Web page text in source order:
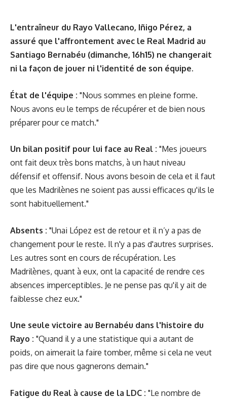
L'entraîneur du Rayo Vallecano, Iñigo Pérez, a
assuré que l'affrontement avec le Real Madrid au
Santiago Bernabéu (dimanche, 16h15) ne changerait
ni la façon de jouer ni l'identité de son équipe.
État de l'équipe : "Nous sommes en pleine forme.
Nous avons eu le temps de récupérer et de bien nous
préparer pour ce match."
Un bilan positif pour lui face au Real : "Mes joueurs
ont fait deux très bons matchs, à un haut niveau
défensif et offensif. Nous avons besoin de cela et il faut
que les Madrilènes ne soient pas aussi efficaces qu'ils le
sont habituellement."
Absents : "Unai López est de retour et il n’y a pas de
changement pour le reste. Il n'y a pas d'autres surprises.
Les autres sont en cours de récupération. Les
Madrilènes, quant à eux, ont la capacité de rendre ces
absences imperceptibles. Je ne pense pas qu'il y ait de
faiblesse chez eux."
Une seule victoire au Bernabéu dans l'histoire du
Rayo : "Quand il y a une statistique qui a autant de
poids, on aimerait la faire tomber, même si cela ne veut
pas dire que nous gagnerons demain."
Fatigue du Real à cause de la LDC : "Le nombre de